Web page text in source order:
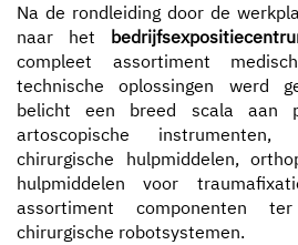
Na de rondleiding door de
naar het
compleet assortiment
technische oplossingen werd
belicht een breed scala aan
artoscopische instrumenten,
chirurgische hulpmiddelen,
hulpmiddelen voor
assortiment componenten
chirurgische robotsystemen.